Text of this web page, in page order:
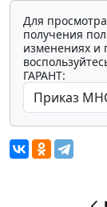
Для
получения
изменениях и
ГАРАНТ: